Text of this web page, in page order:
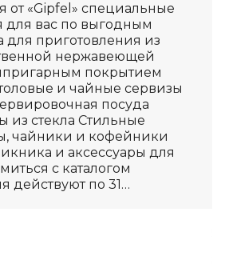
от «Gipfel» специальные
вас по выгодным
для приготовления из
нержавеющей
покрытием
и чайные сервизы
посуда
из стекла Стильные
чайники и кофейники
и аксессуары для
с каталогом
действуют по 31…